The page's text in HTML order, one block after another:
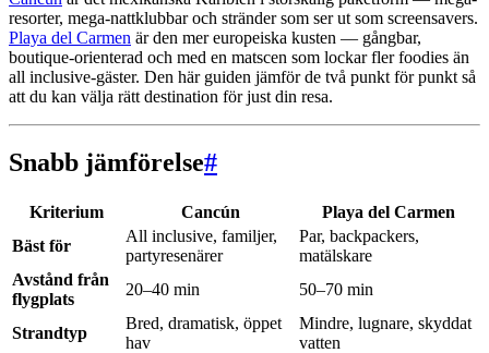
resorter, mega-nattklubbar och stränder som ser ut som screensavers.
Playa del Carmen är den mer europeiska kusten — gångbar,
boutique-orienterad och med en matscen som lockar fler foodies än
all inclusive-gäster. Den här guiden jämför de två punkt för punkt så
att du kan välja rätt destination för just din resa.
Snabb jämförelse#
Kriterium Cancún
Playa del Carmen
Bäst för
All inclusive, familjer,
partyresenärer
Par, backpackers,
matälskare
Avstånd från
flygplats
20–40 min 50–70 min
Strandtyp
Bred, dramatisk, öppet
hav
Mindre, lugnare, skyddat
vatten